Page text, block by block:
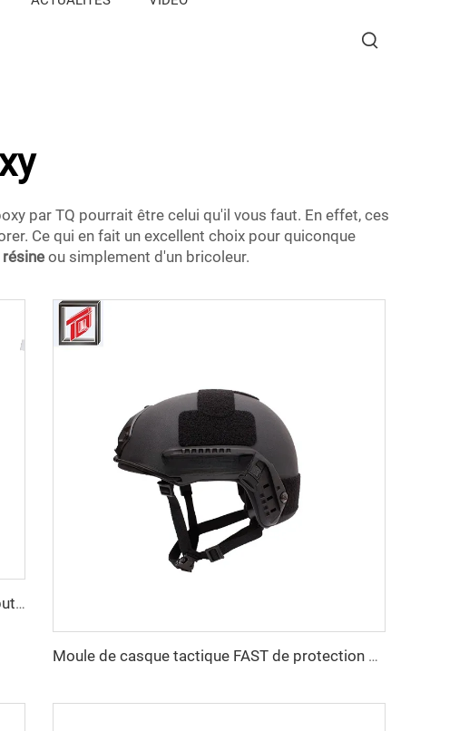
par TQ pourrait être celui qu'il vous faut. En effet, ces
Ce qui en fait un excellent choix pour quiconque
ou simplement d'un bricoleur.
Boîtier de compteur extérieur boîte de distribution en plastique moule coque en plastique composite compression moule taizhou
Moule de casque tactique FAST de protection personnelle en PE et aramide de haute résistance, personnalisé en gros, double sécurité